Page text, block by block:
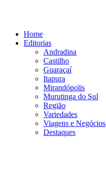
conteúdoHome
Editorias
Andradina
Castilho
Guaraçaí
Itapura
Mirandópolis
Murutinga do Sul
Região
Variedades
Viagens e Negócios
Destaques